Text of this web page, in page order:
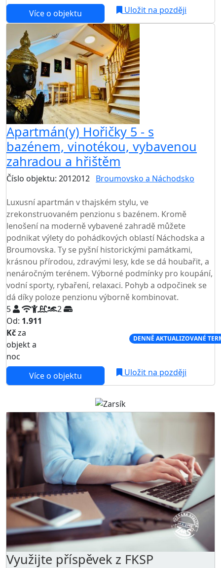
Více o objektu Uložit na později
Apartmán(y) Hořičky 5 - s
bazénem, vinotékou, vybavenou
zahradou a hřištěm
Číslo objektu: 2012012 Broumovsko a Náchodsko
Luxusní apartmán v thajském stylu, ve
zrekonstruovaném penzionu s bazénem. Kromě
lenošení na moderně vybavené zahradě můžete
podnikat výlety do pohádkových oblastí Náchodska a
Broumovska. Ty se pyšní historickými památkami,
krásnou přírodou, zdravými lesy, kde se dá houbařit, a
nenáročným terénem. Výborné podmínky pro koupání,
vodní sporty, rybaření, relaxaci. Pohyb a odpočinek se
dá díky poloze penzionu výborně kombinovat.
5
2
Od: 1.911
Kčza
objekt a
noc
DENNĚ AKTUALIZOVANÉ
Více o objektu Uložit na později
Využijte příspěvek z FKSP